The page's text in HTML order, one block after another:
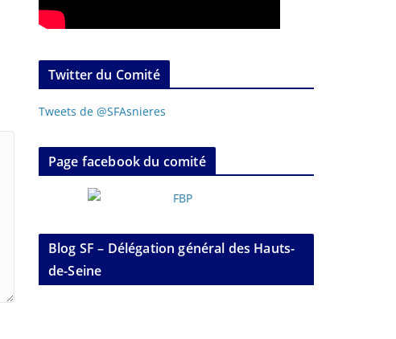
Twitter du Comité
Tweets de @SFAsnieres
Page facebook du comité
Blog SF – Délégation général des Hauts-
de-Seine